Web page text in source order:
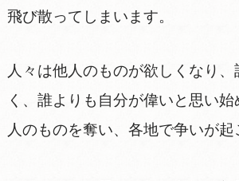
飛び散ってしまいます。
人々は他人のものが欲しくなり、
く、誰よりも自分が偉いと思い始
人のものを奪い、各地で争いが起